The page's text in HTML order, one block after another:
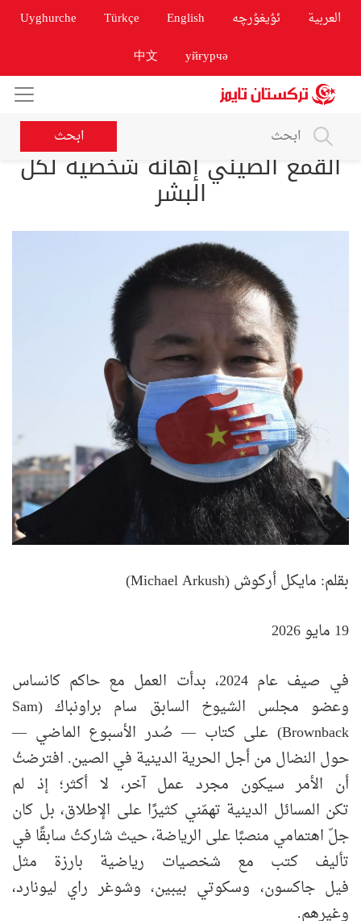
العربية ئۇيغۇرچە English
Türkçe
Uyghurche
уйғурчә
中文
ابحث
القمع الصيني إهانة شخصية لكل
البشر
بقلم: مايكل أركوش (Michael Arkush)
19 مايو 2026
في صيف عام 2024، بدأت العمل مع حاكم كانساس
وعضو مجلس الشيوخ السابق سام براونباك (Sam
Brownback) على كتاب — صُدر الأسبوع الماضي —
حول النضال من أجل الحرية الدينية في الصين. افترضتُ
أن الأمر سيكون مجرد عمل آخر، لا أكثر؛ إذ لم
تكن المسائل الدينية تهمّني كثيرًا على الإطلاق، بل كان
جلّ اهتمامي منصبًا على الرياضة، حيث شاركتُ سابقًا في
تأليف كتب مع شخصيات رياضية بارزة مثل
فيل جاكسون، وسكوتي بيبين، وشوغر راي ليونارد،
وغيرهم.